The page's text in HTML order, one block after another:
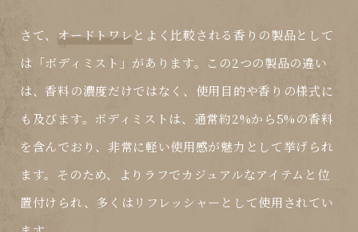
さて、 オードトワレとよく比較される香りの製品として
は「ボディミスト」があります。この2つの製品の違い
は、香料の濃度だけではなく、使用目的や香りの様式に
も及びます。ボディミストは、通常約2%から5%の香料
を含んでおり、非常に軽い使用感が魅力として挙げられ
ます。そのため、よりラフでカジュアルなアイテムと位
置付けられ、多くはリフレッシャーとして使用されてい